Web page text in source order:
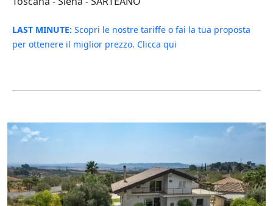
LAST MINUTE: Scopri le nostre tariffe o fai la tua proposta
per ottenere il miglior prezzo. Clicca qui